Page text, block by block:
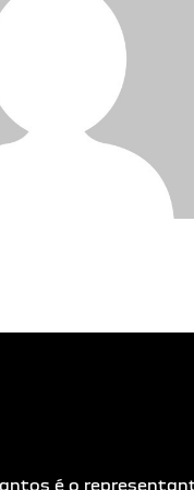
é o